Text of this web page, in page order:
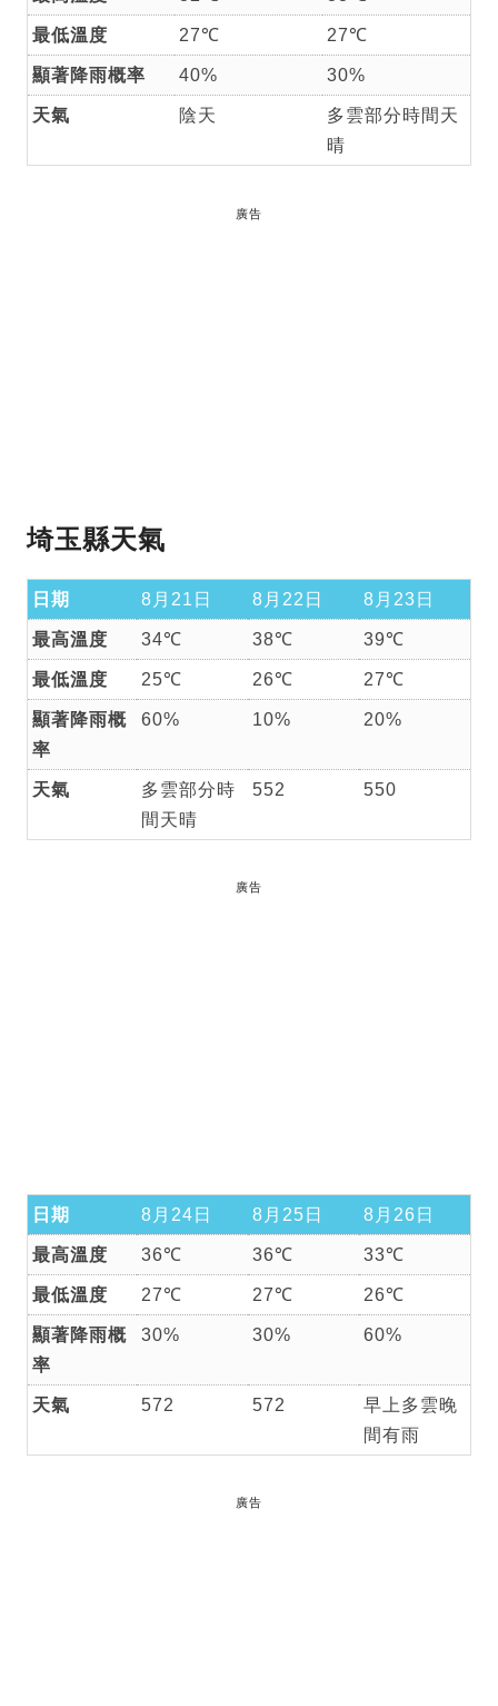
最低溫度 27℃ 27℃
顯著降雨概率 40% 30%
天氣 陰天
多雲部分時間天
晴
廣告
埼玉縣天氣
日期 8月21日 8月22日 8月23日
最高溫度 34℃ 38℃ 39℃
最低溫度 25℃ 26℃ 27℃
顯著降雨概
率
60% 10% 20%
天氣
多雲部分時
間天晴
552 550
廣告
日期 8月24日 8月25日 8月26日
最高溫度 36℃ 36℃ 33℃
最低溫度 27℃ 27℃ 26℃
顯著降雨概
率
30% 30% 60%
天氣 572 572
早上多雲晚
間有雨
廣告